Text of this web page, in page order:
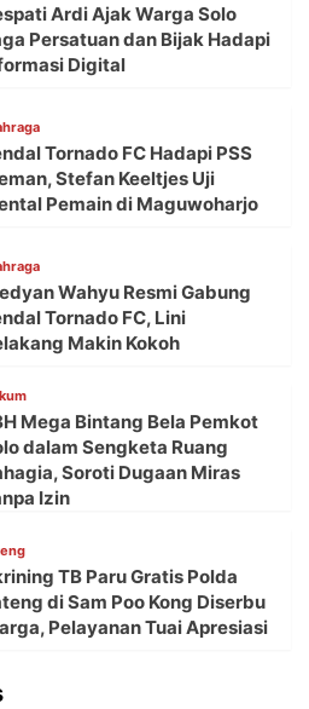
Ardi Ajak Warga Solo
Persatuan dan Bijak Hadapi
Digital
Tornado FC Hadapi PSS
Stefan Keeltjes Uji
Pemain di Maguwoharjo
Wahyu Resmi Gabung
Tornado FC, Lini
Makin Kokoh
Mega Bintang Bela Pemkot
dalam Sengketa Ruang
Soroti Dugaan Miras
Izin
TB Paru Gratis Polda
di Sam Poo Kong Diserbu
Pelayanan Tuai Apresiasi